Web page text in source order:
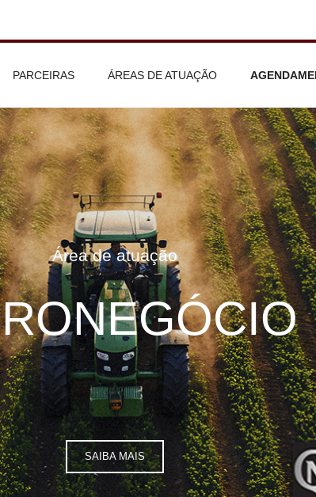
PARCEIRAS ÁREAS DE ATUAÇÃO
Área de atuação
SAIBA MAIS